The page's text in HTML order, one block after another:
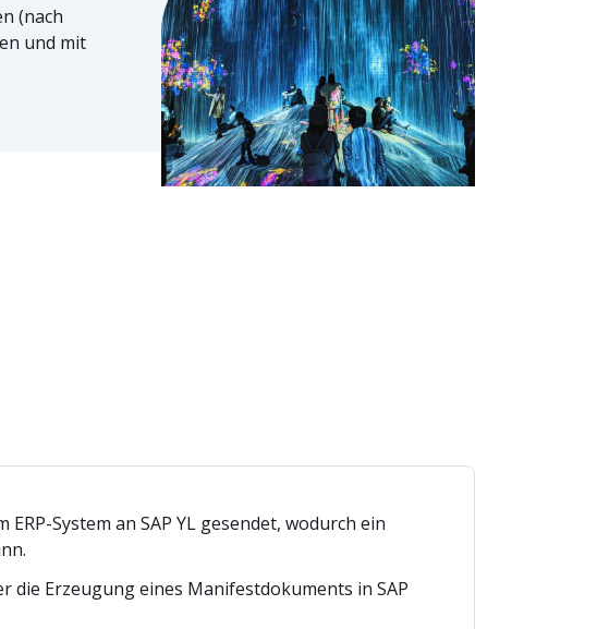
(nach
und mit
System an SAP YL gesendet, wodurch ein
die Erzeugung eines Manifestdokuments in SAP